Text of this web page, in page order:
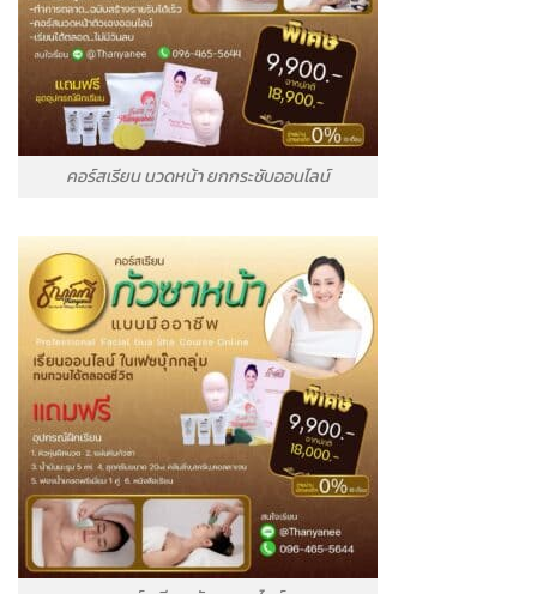
คอร์สเรียน นวดหน้า ยกกระชับออนไลน์